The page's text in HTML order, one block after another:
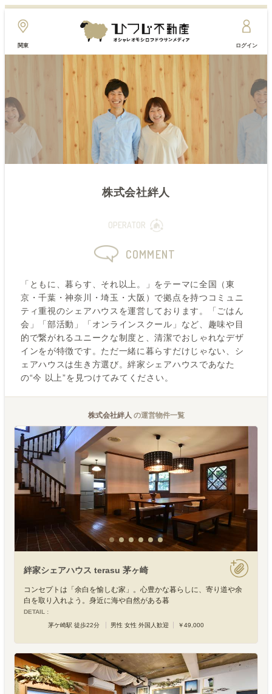
関東 ログイン
株式会社絆人
OPERATOR
COMMENT
「ともに、暮らす、それ以上。」をテーマに全国（東
京・千葉・神奈川・埼玉・大阪）で拠点を持つコミュニ
ティ重視のシェアハウスを運営しております。「ごはん
会」「部活動」「オンラインスクール」など、趣味や目
的で繋がれるユニークな制度と、清潔でおしゃれなデザ
インをが特徴です。ただ一緒に暮らすだけじゃない、シ
ェアハウスは生き方選び。絆家シェアハウスであなた
の“今 以上”を見つけてみてください。
株式会社絆人 の運営物件一覧
絆家シェアハウス terasu 茅ヶ崎
コンセプトは「余白を愉しむ家」。心豊かな暮らしに、寄り道や余
白を取り入れよう。身近に海や自然がある暮
DETAIL :
茅ケ崎駅 徒歩22分
男性 女性 外国人歓迎 ￥49,000